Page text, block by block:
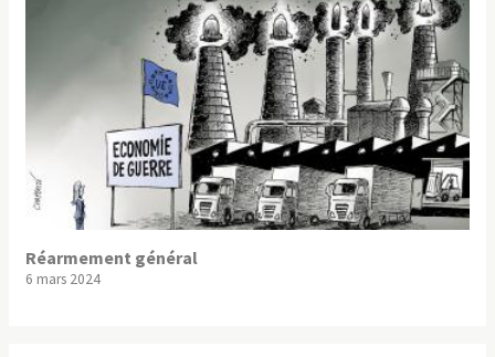
Réarmement général
6 mars 2024